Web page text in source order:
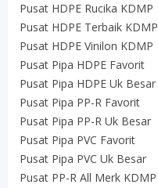
Pusat HDPE Rucika KDMP
Pusat HDPE Terbaik KDMP
Pusat HDPE Vinilon KDMP
Pusat Pipa HDPE Favorit
Pusat Pipa HDPE Uk Besar
Pusat Pipa PP-R Favorit
Pusat Pipa PP-R Uk Besar
Pusat Pipa PVC Favorit
Pusat Pipa PVC Uk Besar
Pusat PP-R All Merk KDMP